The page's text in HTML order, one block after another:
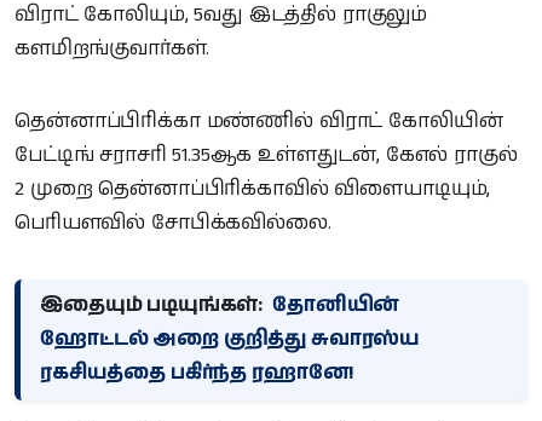
விராட் கோலியும், 5வது இடத்தில் ராகுலும்
களமிறங்குவார்கள்.
தென்னாப்பிரிக்கா மண்ணில் விராட் கோலியின்
பேட்டிங் சராசரி 51.35ஆக உள்ளதுடன், கேஎல் ராகுல்
2 முறை தென்னாப்பிரிக்காவில் விளையாடியும்,
பெரியளவில் சோபிக்கவில்லை.
இதையும் படியுங்கள்: தோனியின்
ஹோட்டல் அறை குறித்து சுவாரஸ்ய
ரகசியத்தை பகிர்ந்த ரஹானே!